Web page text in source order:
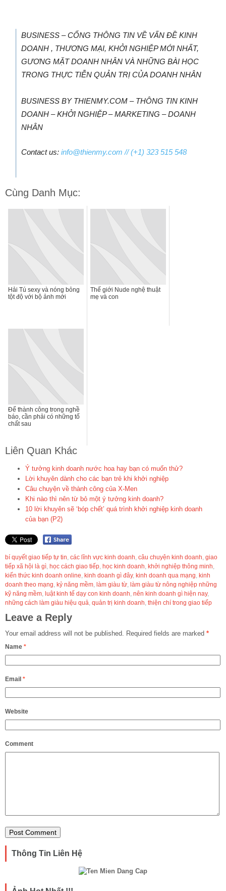
BUSINESS – CỔNG THÔNG TIN VỀ VẤN ĐỀ KINH
DOANH , THƯƠNG MẠI, KHỞI NGHIỆP MỚI NHẤT,
GƯƠNG MẶT DOANH NHÂN VÀ NHỮNG BÀI HỌC
TRONG THỰC TIỄN QUẢN TRỊ CỦA DOANH NHÂN
BUSINESS BY THIENMY.COM – THÔNG TIN KINH
DOANH – KHỞI NGHIỆP – MARKETING – DOANH
NHÂN
Contact us: info@thienmy.com // (+1) 323 515 548
Cùng Danh Mục:
Hải Tú sexy và nóng bỏng
tột độ với bộ ảnh mới
Thế giới Nude nghệ thuật
mẹ và con
Để thành công trong nghề
báo, cần phải có những tố
chất sau
Liên Quan Khác
Ý tưởng kinh doanh nước hoa hay bạn có muốn thử?
Lời khuyên dành cho các bạn trẻ khi khởi nghiệp
Câu chuyện về thành công của X-Men
Khi nào thì nên từ bỏ một ý tưởng kinh doanh?
10 lời khuyên sẽ ‘bóp chết’ quá trình khởi nghiệp kinh doanh
của bạn (P2)
bí quyết giao tiếp tự tin, các lĩnh vực kinh doanh, câu chuyện kinh doanh, giao
tiếp xã hội là gì, học cách giao tiếp, học kinh doanh, khởi nghiệp thông minh,
kiến thức kinh doanh online, kinh doanh gì đây, kinh doanh qua mạng, kinh
doanh theo mạng, kỷ năng mềm, làm giàu từ, làm giàu từ nông nghiệp những
kỹ năng mềm, luật kinh tế dạy con kinh doanh, nên kinh doanh gì hiện nay,
những cách làm giàu hiệu quả, quản trị kinh doanh, thiện chí trong giao tiếp
Leave a Reply
Your email address will not be published. Required fields are marked *
Name *
Email *
Website
Comment
Thông Tin Liên Hệ